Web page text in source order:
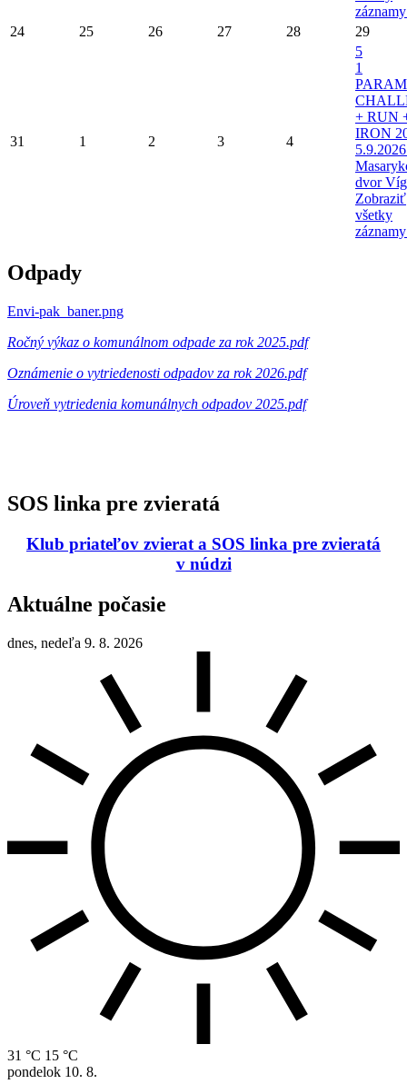
24
25 26 27 28 29
31 1 2 3 4
5
1
+ RUN
IRON
dvor
Zobraziť
všetky
Odpady
Envi-pak_baner.png
Ročný výkaz o komunálnom odpade za rok 2025.pdf
Oznámenie o vytriedenosti odpadov za rok 2026.pdf
Úroveň vytriedenia komunálnych odpadov 2025.pdf
SOS linka pre zvieratá
Klub priateľov zvierat a SOS linka pre zvieratá
v núdzi
Aktuálne počasie
dnes, nedeľa 9. 8. 2026
31 °C 15 °C
pondelok 10. 8.